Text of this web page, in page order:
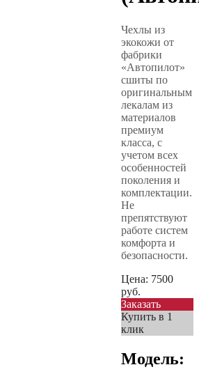
Чехлы из
экокожи от
фабрики
«Автопилот»
сшиты по
оригинальным
лекалам из
материалов
премиум
класса, с
учетом всех
особенностей
поколения и
комплектации.
Не
препятствуют
работе систем
комфорта и
безопасности.
Цена: 7500
руб.
Заказать
Купить в 1
клик
Модель: